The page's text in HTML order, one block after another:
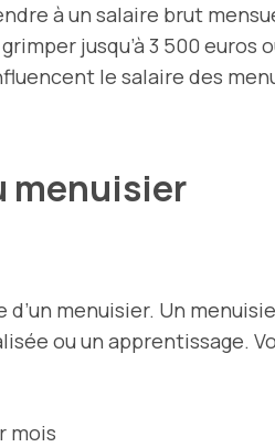
à un salaire brut
jusqu’à 3 500
le salaire des
menuisier
menuisier. Un
ou un apprentissage.
mois